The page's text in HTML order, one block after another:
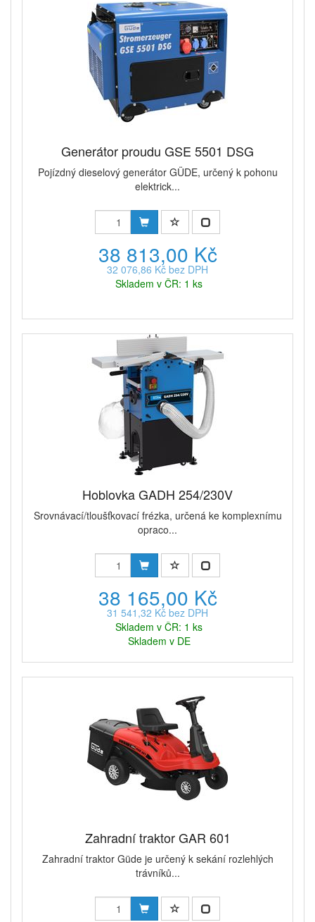
Generátor proudu GSE 5501 DSG
Pojízdný dieselový generátor GÜDE, určený k pohonu
elektrick...
38 813,00 Kč
32 076,86 Kč bez DPH
Skladem v ČR: 1 ks
Hoblovka GADH 254/230V
Srovnávací/tloušťkovací frézka, určená ke komplexnímu
opraco...
38 165,00 Kč
31 541,32 Kč bez DPH
Skladem v ČR: 1 ks
Skladem v DE
Zahradní traktor GAR 601
Zahradní traktor Güde je určený k sekání rozlehlých
trávníků...